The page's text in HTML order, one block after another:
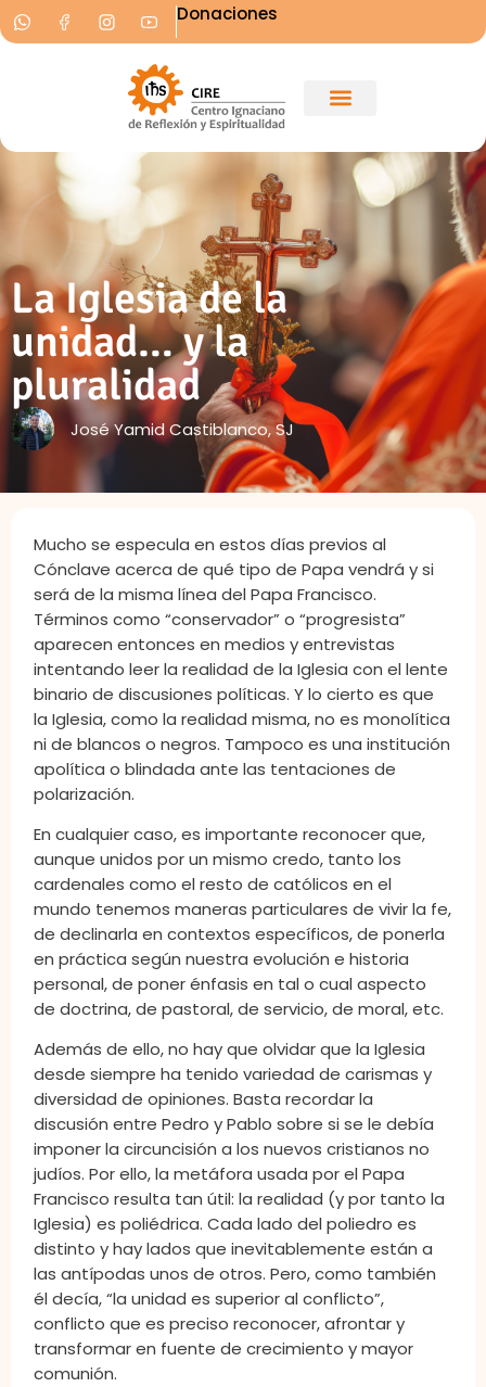
Donaciones
La Iglesia de la
unidad… y la
pluralidad
José Yamid Castiblanco, SJ
Mucho se especula en estos días previos al
Cónclave acerca de qué tipo de Papa vendrá y si
será de la misma línea del Papa Francisco.
Términos como “conservador” o “progresista”
aparecen entonces en medios y entrevistas
intentando leer la realidad de la Iglesia con el lente
binario de discusiones políticas. Y lo cierto es que
la Iglesia, como la realidad misma, no es monolítica
ni de blancos o negros. Tampoco es una institución
apolítica o blindada ante las tentaciones de
polarización.
En cualquier caso, es importante reconocer que,
aunque unidos por un mismo credo, tanto los
cardenales como el resto de católicos en el
mundo tenemos maneras particulares de vivir la fe,
de declinarla en contextos específicos, de ponerla
en práctica según nuestra evolución e historia
personal, de poner énfasis en tal o cual aspecto
de doctrina, de pastoral, de servicio, de moral, etc.
Además de ello, no hay que olvidar que la Iglesia
desde siempre ha tenido variedad de carismas y
diversidad de opiniones. Basta recordar la
discusión entre Pedro y Pablo sobre si se le debía
imponer la circuncisión a los nuevos cristianos no
judíos. Por ello, la metáfora usada por el Papa
Francisco resulta tan útil: la realidad (y por tanto la
Iglesia) es poliédrica. Cada lado del poliedro es
distinto y hay lados que inevitablemente están a
las antípodas unos de otros. Pero, como también
él decía, “la unidad es superior al conflicto”,
conflicto que es preciso reconocer, afrontar y
transformar en fuente de crecimiento y mayor
comunión.